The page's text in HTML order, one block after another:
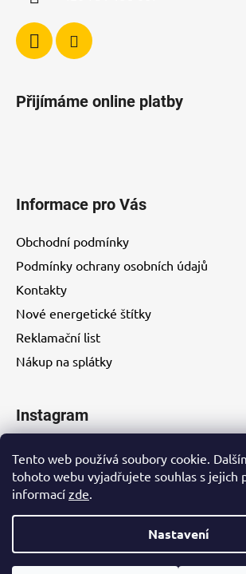
Tento web používá soubory cookie.
tohoto webu vyjadřujete souhlas s jejich
informací zde.
Nastavení
s
Přijímáme online platby
Informace pro Vás
Obchodní podmínky
Podmínky ochrany osobních údajů
Kontakty
Nové energetické štítky
Reklamační list
Nákup na splátky
Instagram
Vytvořil Shoptet